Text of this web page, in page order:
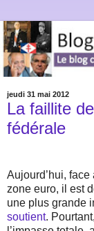
jeudi 31 mai 2012
La faillite
fédérale
Aujourd’hui,
zone euro, il est
une plus grande
soutient.